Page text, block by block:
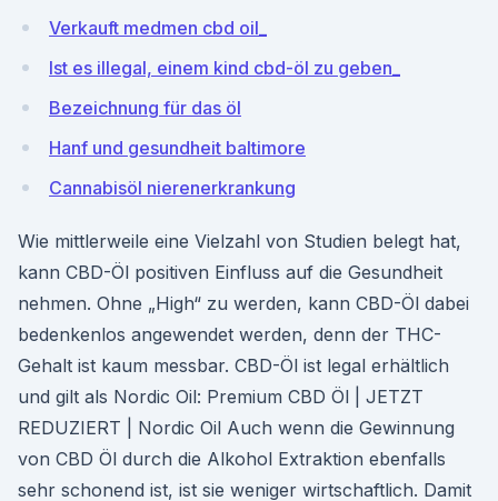
Verkauft medmen cbd oil_
Ist es illegal, einem kind cbd-öl zu geben_
Bezeichnung für das öl
Hanf und gesundheit baltimore
Cannabisöl nierenerkrankung
Wie mittlerweile eine Vielzahl von Studien belegt hat,
kann CBD-Öl positiven Einfluss auf die Gesundheit
nehmen. Ohne „High“ zu werden, kann CBD-Öl dabei
bedenkenlos angewendet werden, denn der THC-
Gehalt ist kaum messbar. CBD-Öl ist legal erhältlich
und gilt als Nordic Oil: Premium CBD Öl | JETZT
REDUZIERT | Nordic Oil Auch wenn die Gewinnung
von CBD Öl durch die Alkohol Extraktion ebenfalls
sehr schonend ist, ist sie weniger wirtschaftlich. Damit